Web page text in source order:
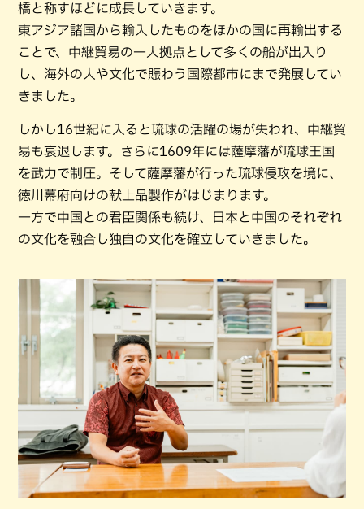
橋と称すほどに成長していきます。
東アジア諸国から輸入したものをほかの国に再輸出する
ことで、中継貿易の一大拠点として多くの船が出入り
し、海外の人や文化で賑わう国際都市にまで発展してい
きました。
しかし16世紀に入ると琉球の活躍の場が失われ、中継貿
易も衰退します。さらに1609年には薩摩藩が琉球王国
を武力で制圧。そして薩摩藩が行った琉球侵攻を境に、
徳川幕府向けの献上品製作がはじまります。
一方で中国との君臣関係も続け、日本と中国のそれぞれ
の文化を融合し独自の文化を確立していきました。